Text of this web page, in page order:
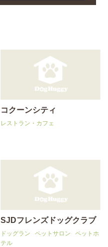
コクーンシティ
レストラン・カフェ
SJDフレンズドッグクラブ
ドッグラン ペットサロン
ペットホ
テル